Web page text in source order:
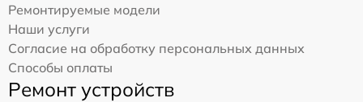
Ремонтируемые модели
Наши услуги
Согласие на обработку персональных данных
Способы оплаты
Ремонт устройств